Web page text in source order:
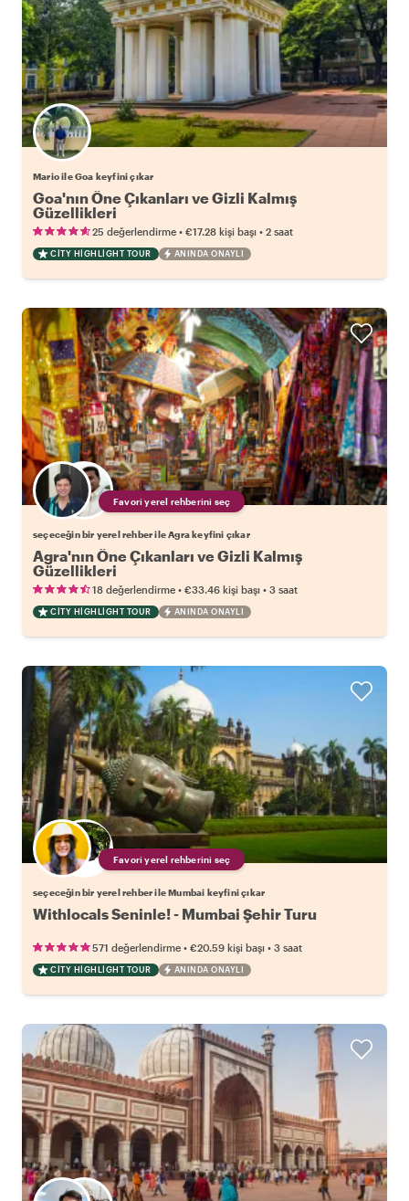
Mario ile Goa keyfini çıkar
Goa'nın Öne Çıkanları ve Gizli Kalmış
Güzellikleri
25 değerlendirme • €17.28 kişi başı • 2 saat
CITY HIGHLIGHT TOUR ANINDA ONAYLI
Favori yerel rehberini seç
seçeceğin bir yerel rehber ile Agra keyfini çıkar
Agra'nın Öne Çıkanları ve Gizli Kalmış
Güzellikleri
18 değerlendirme • €33.46 kişi başı • 3 saat
CITY HIGHLIGHT TOUR ANINDA ONAYLI
Favori yerel rehberini seç
seçeceğin bir yerel rehber ile Mumbai keyfini çıkar
Withlocals Seninle! - Mumbai Şehir Turu
571 değerlendirme • €20.59 kişi başı • 3 saat
CITY HIGHLIGHT TOUR ANINDA ONAYLI